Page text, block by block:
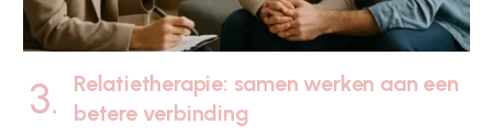
Relatietherapie: samen werken aan een
betere verbinding